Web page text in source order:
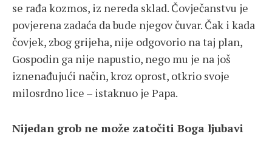
se rađa kozmos, iz nereda sklad. Čovječanstvu je
povjerena zadaća da bude njegov čuvar. Čak i kada
čovjek, zbog grijeha, nije odgovorio na taj plan,
Gospodin ga nije napustio, nego mu je na još
iznenađujući način, kroz oprost, otkrio svoje
milosrdno lice – istaknuo je Papa.
Nijedan grob ne može zatočiti Boga ljubavi